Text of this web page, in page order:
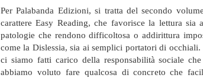
Per Palabanda Edizioni, si tratta del secondo
carattere Easy Reading, che favorisce la lettura sia
patologie che rendono difficoltosa o addirittura
come la Dislessia, sia ai semplici portatori di occhiali.
ci siamo fatti carico della responsabilità sociale
abbiamo voluto fare qualcosa di concreto che